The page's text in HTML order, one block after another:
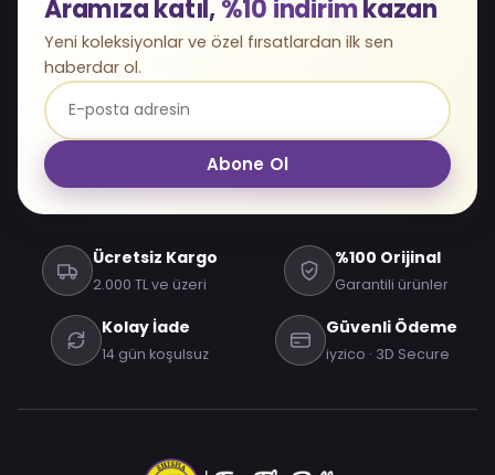
Aramıza katıl,%10 indirimkazan
Yeni koleksiyonlar ve özel fırsatlardan ilk sen
haberdar ol.
Abone Ol
Ücretsiz Kargo
2.000 TL ve üzeri
%100 Orijinal
Garantili ürünler
Kolay İade
14 gün koşulsuz
Güvenli Ödeme
iyzico · 3D Secure